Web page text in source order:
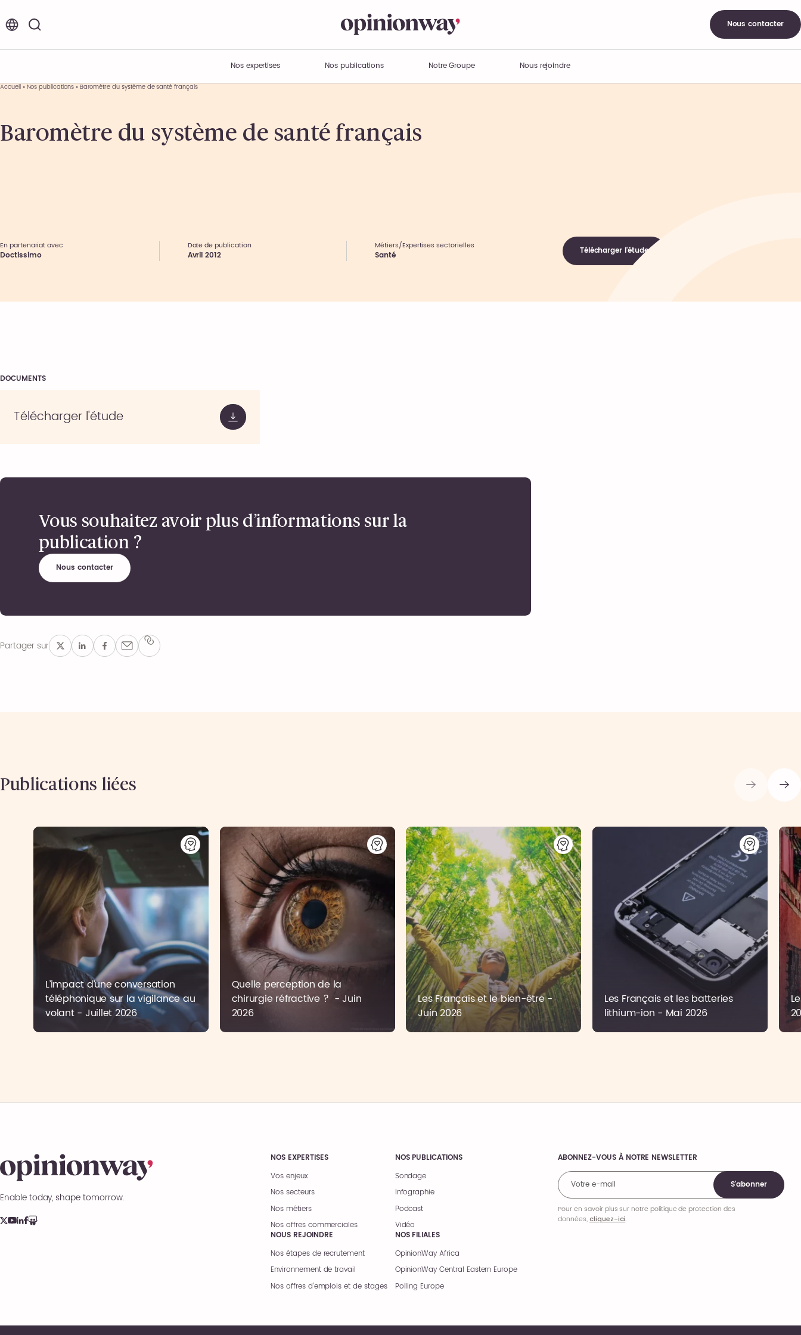
Nous contacter
Nos expertises
Vos enjeux
Expertises métiers
Nos publications Notre Groupe
Acteur de l’innovation
Présentation du Groupe
Nous rejoindre
Nos offres d’emplois et de stages
Environnement de travail
Accueil»Nos publications»Baromètre du système de santé français
Baromètre du système de santé français
En partenariat avec
Doctissimo
Date de publication
Avril 2012
Métiers/Expertises sectorielles
Santé Télécharger l'étude
DOCUMENTS
Télécharger l'étude
Vous souhaitez avoir plus d’informations sur la
publication ?
Nous contacter
Partager sur
Publications liées
L’impact d’une conversation
téléphonique sur la vigilance au
volant - Juillet 2026
Quelle perception de la
chirurgie réfractive ? - Juin
2026
Les Français et le bien-être -
Juin 2026
Les Français et les batteries
lithium-ion - Mai 2026
Enable today, shape tomorrow.
NOS EXPERTISES
Vos enjeux
Nos secteurs
Nos métiers
Nos offres commerciales
NOS PUBLICATIONS
Sondage
Infographie
Podcast
Vidéo
NOUS REJOINDRE
Nos étapes de recrutement
Environnement de travail
Nos offres d’emplois et de stages
NOS FILIALES
OpinionWay Africa
OpinionWay Central Eastern Europe
Polling Europe
Comments
ABONNEZ-VOUS À NOTRE NEWSLETTER
S'abonner
Pour en savoir plus sur notre politique de protection des
données,cliquez-ici.